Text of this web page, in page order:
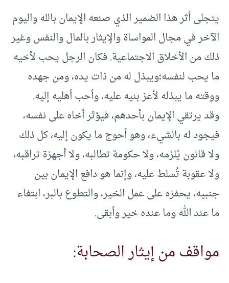
يتجلى أثر هذا الضمير الذي صنعه الإيمان بالله واليوم
الآخر في مجال المواساة والإيثار بالمال والنفس وغير
ذلك من الأخلاق الاجتماعية. فكان الرجل يحب لأخيه
ما يحب لنفسه؛ويبذل له من ذات يده، ومن جهده
ووقته ما يبذله لأعز بنيه عليه، وأحب أهليه إليه.
وقد يرتقي الإيمان بأحدهم، فيؤثر أخاه على نفسه،
فيجود له بالشيء، وهو أحوج ما يكون إليه، كل ذلك
ولا قانون يُلزمه، ولا حكومة تطالبه، ولا أجهزة تراقبه،
ولا عقوبة تُسلط عليه، وإنما هو دافع الإيمان بين
جنبيه، يحفزه على عمل الخير، والتطوع بالبر، ابتغاء
ما عند الله وما عنده خير وأبقى.
مواقف من إيثار الصحابة: